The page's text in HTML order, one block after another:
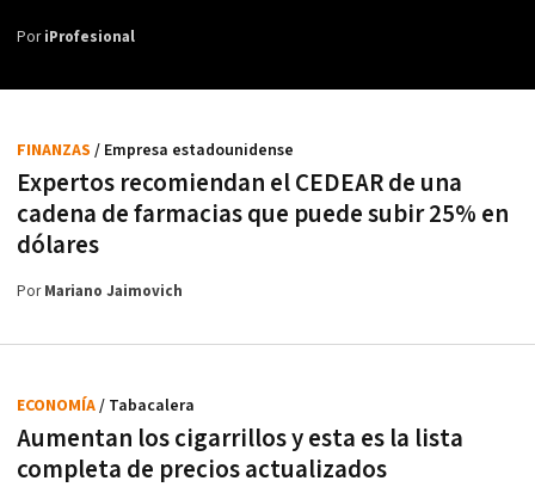
PoriProfesional
Expertos recomiendan el CEDEAR de una
cadena de farmacias que puede subir 25% en
dólares
FINANZAS / Empresa estadounidense
PorMariano Jaimovich
Aumentan los cigarrillos y esta es la lista
completa de precios actualizados
ECONOMÍA/ Tabacalera